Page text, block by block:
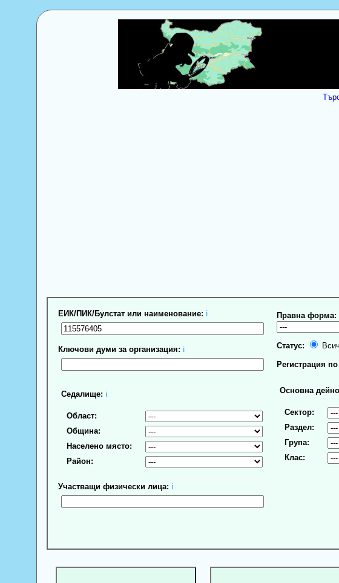
ЕИК/ПИК/Булстат или наименование: ℹ
Ключови думи за организация: ℹ
Седалище: ℹ
Област:
Община:
Населено място:
Район:
Участващи физически лица: ℹ
Правна форма:
Статус:
Регистрация
Основна
Сектор:
Раздел:
Група:
Клас: